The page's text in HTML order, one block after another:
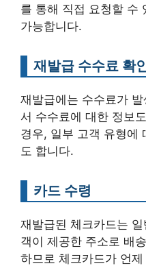
를 통해 직접 요청할 수
가능합니다.
재발급 수수료 확
재발급에는 수수료가
서 수수료에 대한 정보
경우, 일부 고객 유형에
도 합니다.
카드 수령
재발급된 체크카드는
객이 제공한 주소로 배
하므로 체크카드가 언